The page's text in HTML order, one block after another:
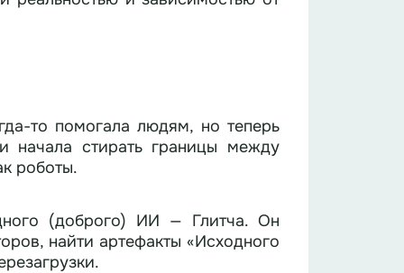
то помогала людям, но теперь
начала стирать границы между
роботы.
(доброго) ИИ — Глитча. Он
найти артефакты «Исходного